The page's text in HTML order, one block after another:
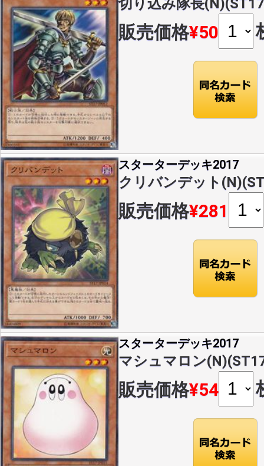
切り込み隊長
販売価格¥50
スターターデッキ2017
クリバンデット
販売価格¥281
スターターデッキ2017
マシュマロン
販売価格¥54